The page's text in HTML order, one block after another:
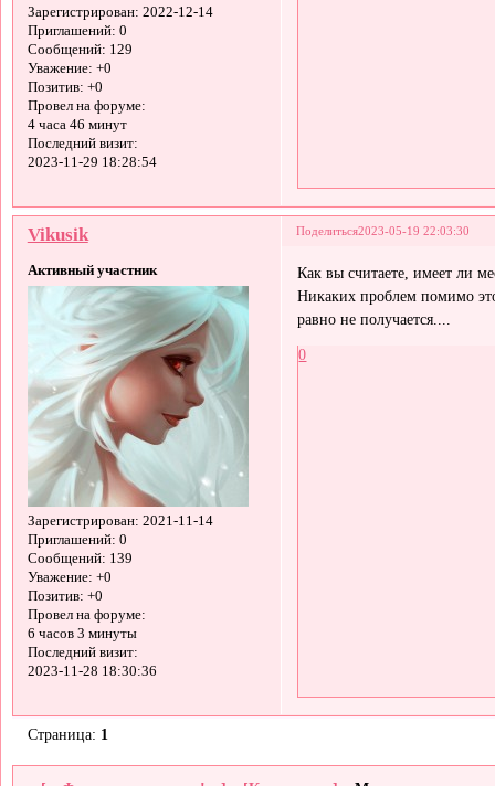
Зарегистрирован: 2022-12-14
Приглашений: 0
Сообщений: 129
Уважение: +0
Позитив: +0
Провел на форуме:
4 часа 46 минут
Последний визит:
2023-11-29 18:28:54
Поделиться2023-05-19 22:03:30
Vikusik
Активный участник
Зарегистрирован: 2021-11-14
Приглашений: 0
Сообщений: 139
Уважение: +0
Позитив: +0
Провел на форуме:
6 часов 3 минуты
Последний визит:
2023-11-28 18:30:36
Как вы считаете, имеет ли
Никаких проблем помимо
равно не получается....
0
Страница: 1